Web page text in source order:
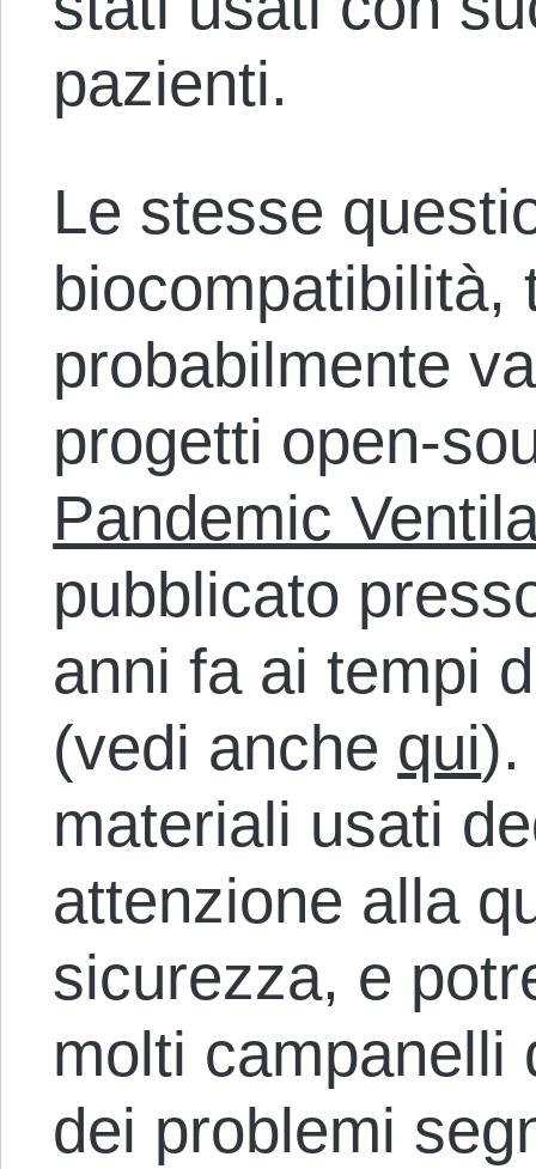
pazienti.
Le stesse
probabilmente
progetti open-
Pandemic
pubblicato
anni fa ai tempi
(vedi anche qui).
materiali usati
attenzione alla
sicurezza, e
molti campanelli
dei problemi